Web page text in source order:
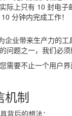
际上只有 10 封电子
分钟内完成工作！
企业带来生产力的工
问题之一，我们必须
需要不止一个用户
机制
背后的想法：